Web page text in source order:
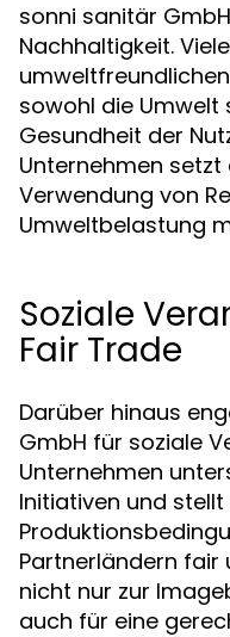
sonni sanitär
Nachhaltigkeit.
sowohl die Umwelt
Gesundheit der
Unternehmen
Verwendung von
Umweltbelastung
Soziale
Fair Trade
Darüber hinaus
GmbH für soziale
Unternehmen
Initiativen und
Partnerländern fair
nicht nur zur
auch für eine